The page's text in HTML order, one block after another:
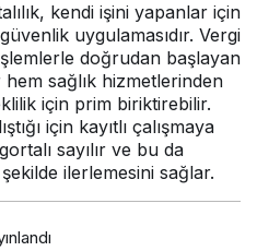
kendi işini yapanlar için
uygulamasıdır. Vergi
doğrudan başlayan
sağlık hizmetlerinden
için prim biriktirebilir.
için kayıtlı çalışmaya
sayılır ve bu da
ilerlemesini sağlar.